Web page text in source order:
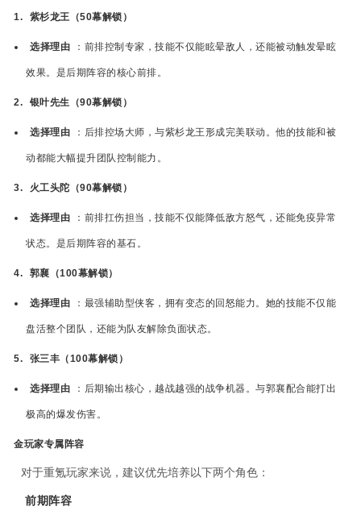
1. 紫杉龙王（50幕解锁）
选择理由 ：前排控制专家，技能不仅能眩晕敌人，还能被动触发晕眩
效果。是后期阵容的核心前排。
2. 银叶先生（90幕解锁）
选择理由 ：后排控场大师，与紫杉龙王形成完美联动。他的技能和被
动都能大幅提升团队控制能力。
3. 火工头陀（90幕解锁）
选择理由 ：前排扛伤担当，技能不仅能降低敌方怒气，还能免疫异常
状态。是后期阵容的基石。
4. 郭襄（100幕解锁）
选择理由 ：最强辅助型侠客，拥有变态的回怒能力。她的技能不仅能
盘活整个团队，还能为队友解除负面状态。
5. 张三丰（100幕解锁）
选择理由 ：后期输出核心，越战越强的战争机器。与郭襄配合能打出
极高的爆发伤害。
金玩家专属阵容
对于重氪玩家来说，建议优先培养以下两个角色：
前期阵容